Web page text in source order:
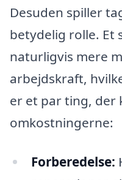
Desuden spiller
betydelig rolle.
naturligvis mere
arbejdskraft,
er et par ting, der
omkostningerne:
Forberedelse: